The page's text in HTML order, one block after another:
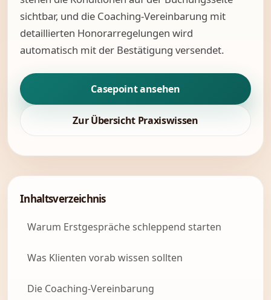
sichtbar, und die Coaching-Vereinbarung mit
detaillierten Honorarregelungen wird
automatisch mit der Bestätigung versendet.
Casepoint ansehen
Zur Übersicht Praxiswissen
Inhaltsverzeichnis
Warum Erstgespräche schleppend starten
Was Klienten vorab wissen sollten
Die Coaching-Vereinbarung